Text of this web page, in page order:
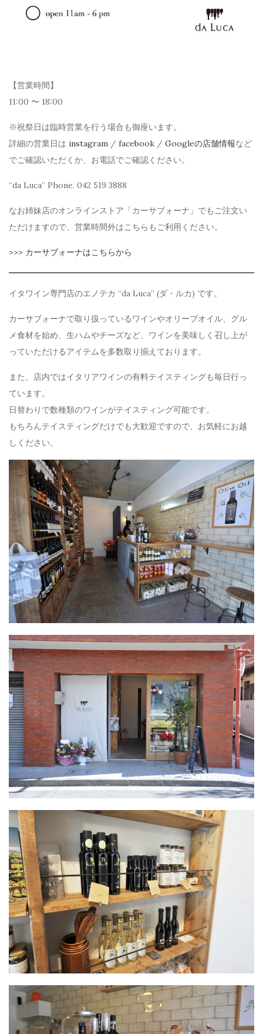
【営業時間】
11:00 〜 18:00
※祝祭日は臨時営業を行う場合も御座います。
詳細の営業日は instagram / facebook / Googleの店舗情報など
でご確認いただくか、お電話でご確認ください。
“da Luca” Phone. 042 519 3888
なお姉妹店のオンラインストア「カーサブォーナ」でもご注文い
ただけますので、営業時間外はこちらもご利用ください。
>>> カーサブォーナはこちらから
イタワイン専門店のエノテカ “da Luca” (ダ・ルカ) です。
カーサブォーナで取り扱っているワインやオリーブオイル、グル
メ食材を始め、生ハムやチーズなど、ワインを美味しく召し上が
っていただけるアイテムを多数取り揃えております。
また、店内ではイタリアワインの有料テイスティングも毎日行っ
ています。
日替わりで数種類のワインがテイスティング可能です。
もちろんテイスティングだけでも大歓迎ですので、お気軽にお越
しください。